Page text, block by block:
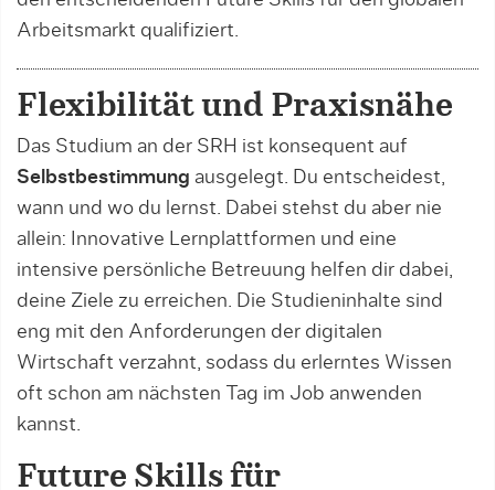
Arbeitsmarkt qualifiziert.
Flexibilität und Praxisnähe
Das Studium an der SRH ist konsequent auf
Selbstbestimmung ausgelegt. Du entscheidest,
wann und wo du lernst. Dabei stehst du aber nie
allein: Innovative Lernplattformen und eine
intensive persönliche Betreuung helfen dir dabei,
deine Ziele zu erreichen. Die Studieninhalte sind
eng mit den Anforderungen der digitalen
Wirtschaft verzahnt, sodass du erlerntes Wissen
oft schon am nächsten Tag im Job anwenden
kannst.
Future Skills für